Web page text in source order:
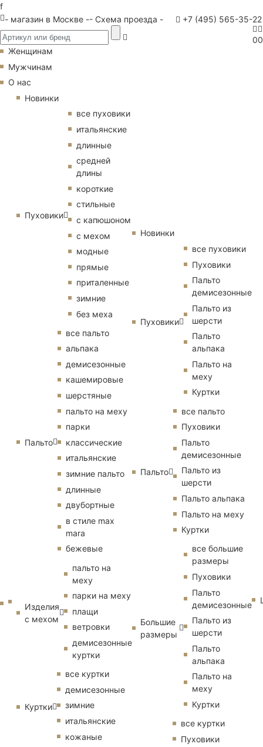
f
- магазин в Москве -- Схема проезда - +7 (495) 565-35-22
00
Женщинам
Мужчинам
О нас
Новинки
Пуховики
все пуховики
итальянские
длинные
средней
длины
короткие
стильные
с капюшоном
с мехом
модные
прямые
приталенные
зимние
без меха
Пальто
все пальто
альпака
демисезонные
кашемировые
шерстяные
пальто на меху
парки
классические
итальянские
зимние пальто
длинные
двубортные
в стиле max
mara
бежевые
Изделия
с мехом
пальто на
меху
парки на меху
плащи
ветровки
демисезонные
куртки
Куртки
все куртки
демисезонные
зимние
итальянские
кожаные
Новинки
Пуховики
все пуховики
Пуховики
Пальто
демисезонные
Пальто из
шерсти
Пальто
альпака
Пальто на
меху
Куртки
Пальто
все пальто
Пуховики
Пальто
демисезонные
Пальто из
шерсти
Пальто альпака
Пальто на меху
Куртки
Большие
размеры
все большие
размеры
Пуховики
Пальто
демисезонные
Пальто из
шерсти
Пальто
альпака
Пальто на
меху
Куртки
все куртки
Пуховики